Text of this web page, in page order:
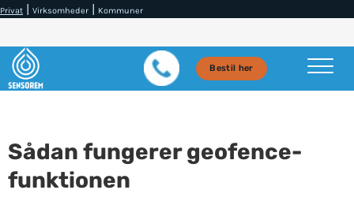
Privat | Virksomheder | Kommuner
Bestil her
Sådan fungerer geofence-
funktionen